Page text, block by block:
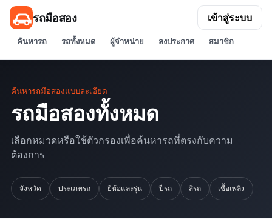
รถมือสอง
ค้นหารถ รถทั้งหมด ผู้จำหน่าย ลงประกาศ สมาชิก
เข้าสู่ระบบ
ค้นหารถมือสองแบบละเอียด
รถมือสองทั้งหมด
เลือกหมวดหรือใช้ตัวกรองเพื่อค้นหารถที่ตรงกับความ
ต้องการ
จังหวัด ประเภทรถ ยี่ห้อและรุ่น ปีรถ สีรถ เชื้อเพลิง